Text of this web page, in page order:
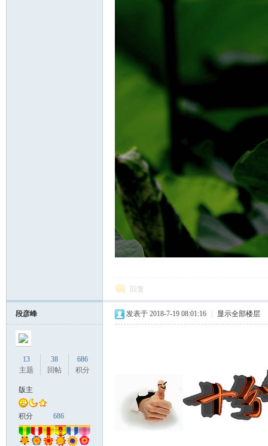
回复
段彦峰
13
主题
38
回帖
686
积分
版主
积分 686
发表于 2018-7-19 08:01:16 显示全部楼层